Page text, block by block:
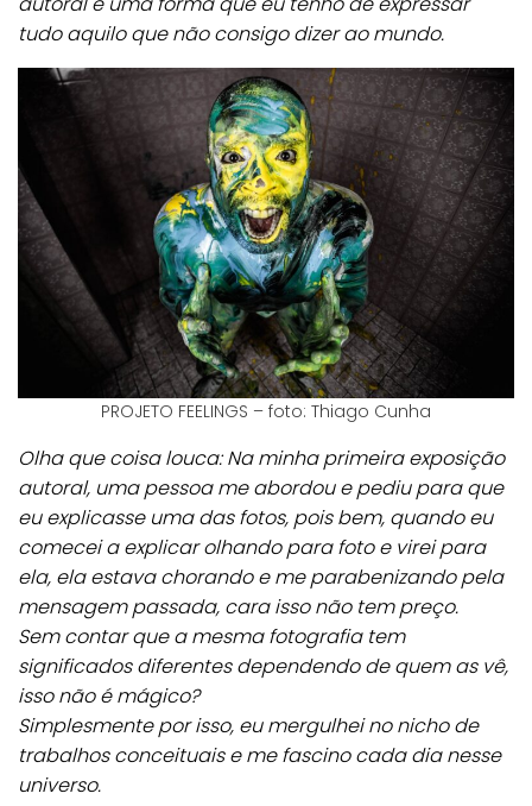
tudo aquilo que não consigo dizer ao mundo.
PROJETO FEELINGS – foto: Thiago Cunha
Olha que coisa louca: Na minha primeira exposição
autoral, uma pessoa me abordou e pediu para que
eu explicasse uma das fotos, pois bem, quando eu
comecei a explicar olhando para foto e virei para
ela, ela estava chorando e me parabenizando pela
mensagem passada, cara isso não tem preço.
Sem contar que a mesma fotografia tem
significados diferentes dependendo de quem as vê,
isso não é mágico?
Simplesmente por isso, eu mergulhei no nicho de
trabalhos conceituais e me fascino cada dia nesse
universo.